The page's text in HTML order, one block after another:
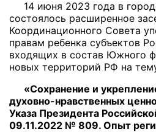
14 июня 2023 года в
состоялось расширенное
Координационного Совета
правам ребенка субъектов
входящих в состав Южного
новых территорий РФ на
«Сохранение и
духовно-нравственных
Указа Президента
09.11.2022 № 809. Опыт